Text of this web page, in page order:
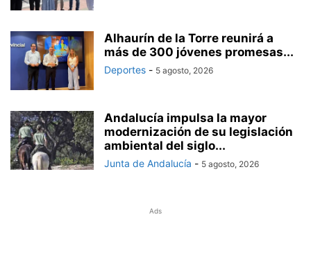
Alhaurín de la Torre reunirá a
más de 300 jóvenes promesas...
Deportes - 5 agosto, 2026
Andalucía impulsa la mayor
modernización de su legislación
ambiental del siglo...
Junta de Andalucía - 5 agosto, 2026
Ads